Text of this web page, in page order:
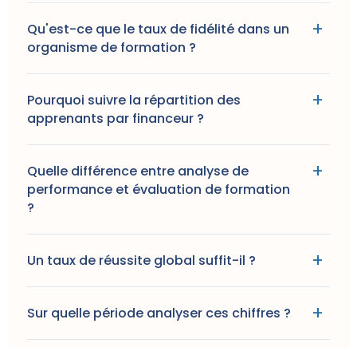
Qu'est-ce que le taux de fidélité dans un
organisme de formation ?
Pourquoi suivre la répartition des
apprenants par financeur ?
Quelle différence entre analyse de
performance et évaluation de formation
?
Un taux de réussite global suffit-il ?
Sur quelle période analyser ces chiffres ?